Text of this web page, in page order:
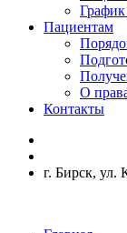
Пациентам
О
Контакты
г. Бирск, ул.